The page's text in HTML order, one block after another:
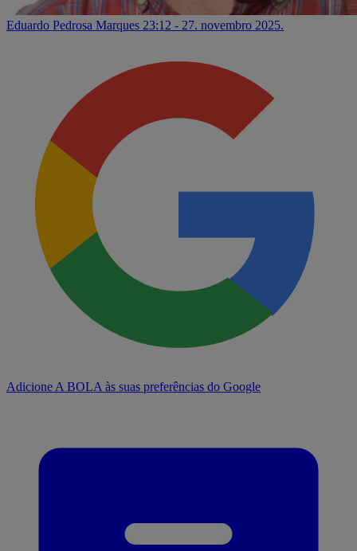
Eduardo Pedrosa Marques 23:12 - 27. novembro 2025.
Adicione A BOLA às suas preferências do Google